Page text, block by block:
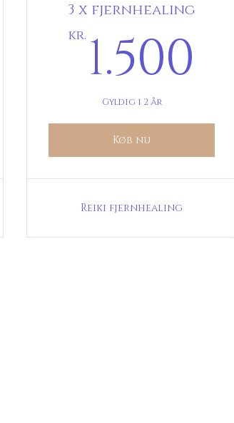
6.000kr.
3 x fjernhealing
kr. 1.500
Gyldig i 2 år
Køb nu
Reiki fjernhealing